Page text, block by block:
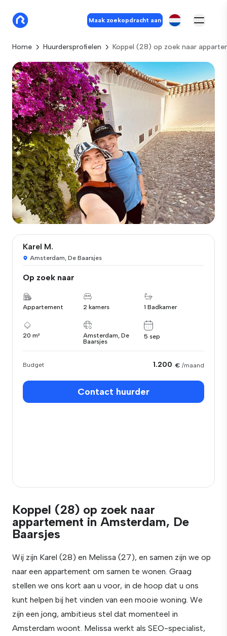
Maak zoekopdracht aan
Home Huurdersprofielen Koppel (28) op zoek naar
Karel M.
Amsterdam, De Baarsjes
Op zoek naar
Appartement 2 kamers 1 Badkamer
20 m²
Amsterdam, De
Baarsjes
5 sep
Budget 1.200 € /maand
Contact huurder
Koppel (28) op zoek naar
appartement in Amsterdam, De
Baarsjes
Wij zijn Karel (28) en Melissa (27), en samen zijn we op
naar een appartement om samen te wonen. Graag
stellen we ons kort aan u voor, in de hoop dat u ons
kunt helpen bij het vinden van een mooie woning. We
zijn een jong, ambitieus stel dat momenteel in
Amsterdam woont. Melissa werkt als SEO-specialist,